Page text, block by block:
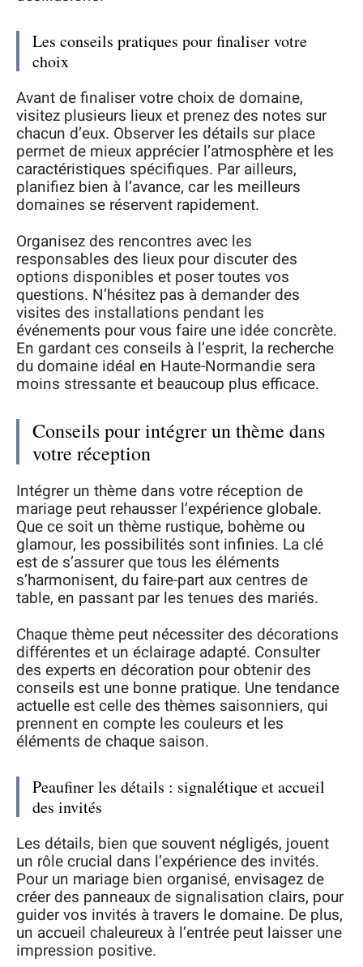
Les conseils pratiques pour finaliser votre
choix
Avant de finaliser votre choix de domaine,
visitez plusieurs lieux et prenez des notes sur
chacun d’eux. Observer les détails sur place
permet de mieux apprécier l’atmosphère et les
caractéristiques spécifiques. Par ailleurs,
planifiez bien à l’avance, car les meilleurs
domaines se réservent rapidement.
Organisez des rencontres avec les
responsables des lieux pour discuter des
options disponibles et poser toutes vos
questions. N’hésitez pas à demander des
visites des installations pendant les
événements pour vous faire une idée concrète.
En gardant ces conseils à l’esprit, la recherche
du domaine idéal en Haute-Normandie sera
moins stressante et beaucoup plus efficace.
Conseils pour intégrer un thème dans
votre réception
Intégrer un thème dans votre réception de
mariage peut rehausser l’expérience globale.
Que ce soit un thème rustique, bohème ou
glamour, les possibilités sont infinies. La clé
est de s’assurer que tous les éléments
s’harmonisent, du faire-part aux centres de
table, en passant par les tenues des mariés.
Chaque thème peut nécessiter des décorations
différentes et un éclairage adapté. Consulter
des experts en décoration pour obtenir des
conseils est une bonne pratique. Une tendance
actuelle est celle des thèmes saisonniers, qui
prennent en compte les couleurs et les
éléments de chaque saison.
Peaufiner les détails : signalétique et accueil
des invités
Les détails, bien que souvent négligés, jouent
un rôle crucial dans l’expérience des invités.
Pour un mariage bien organisé, envisagez de
créer des panneaux de signalisation clairs, pour
guider vos invités à travers le domaine. De plus,
un accueil chaleureux à l’entrée peut laisser une
impression positive.